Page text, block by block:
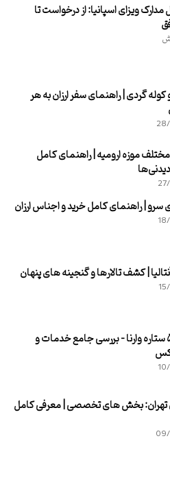
ویزای اسپانیا: از درخواست تا
گردی | راهنمای سفر ارزان به هر
موزه ارومیه | راهنمای کامل
سرو | راهنمای کامل خرید و اجناس ارزان
| کشف تالارها و گنجینه های پنهان
هتل های ۵ ستاره وارنا – بررسی جامع خدمات و
تهران: بخش های تخصصی | معرفی کامل